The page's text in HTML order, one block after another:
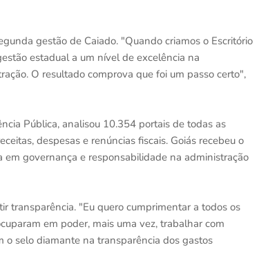
gestão de Caiado. "Quando criamos o Escritório
estadual a um nível de excelência na
O resultado comprova que foi um passo certo",
Pública, analisou 10.354 portais de todas as
despesas e renúncias fiscais. Goiás recebeu o
governança e responsabilidade na administração
transparência. "Eu quero cumprimentar a todos os
em poder, mais uma vez, trabalhar com
o selo diamante na transparência dos gastos